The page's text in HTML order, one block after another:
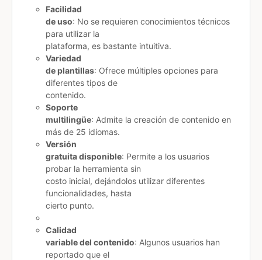
Facilidad
de uso: No se requieren conocimientos técnicos
para utilizar la
plataforma, es bastante intuitiva.​
Variedad
de plantillas: Ofrece múltiples opciones para
diferentes tipos de
contenido.​
Soporte
multilingüe: Admite la creación de contenido en
más de 25 idiomas.​
Versión
gratuita disponible: Permite a los usuarios
probar la herramienta sin
costo inicial, dejándolos utilizar diferentes
funcionalidades, hasta
cierto punto.​
Calidad
variable del contenido: Algunos usuarios han
reportado que el